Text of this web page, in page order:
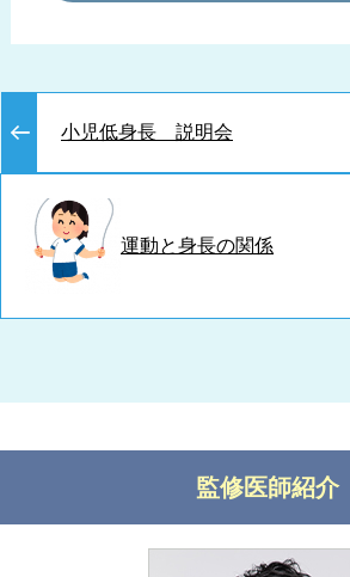
小児低身長 説明会
運動と身長の関係
監修医師紹介